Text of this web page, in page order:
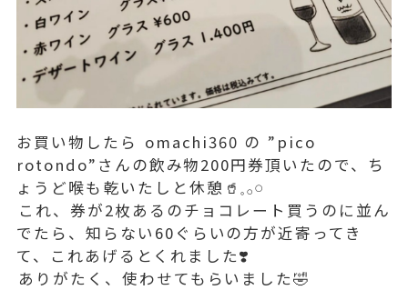
お買い物したら ⁡omachi360 の ”pico
rotondo”さんの飲み物200円券頂いたので、ち
ょうど喉も乾いたしと休憩🥤𓈒𓂂𓏸⁡
⁡これ、券が2枚あるのチョコレート買うのに並ん
でたら、知らない60ぐらいの方が近寄ってき
て、これあげるとくれました❣️
⁡ありがたく、使わせてもらいました🤣⁡